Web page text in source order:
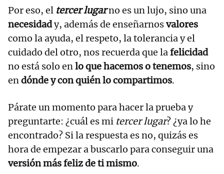
Por eso, el tercer lugarno es un lujo, sino una
necesidady, además de enseñarnosvalores
como la ayuda, el respeto, la tolerancia y el
cuidado del otro, nos recuerda que la felicidad
no está solo en lo que hacemos o tenemos, sino
en dónde y con quién lo compartimos.
Párate un momento para hacer la prueba y
preguntarte: ¿cuál es mi tercer lugar? ¿ya lo he
encontrado? Si la respuesta es no, quizás es
hora de empezar a buscarlo para conseguir una
versión más feliz de ti mismo.